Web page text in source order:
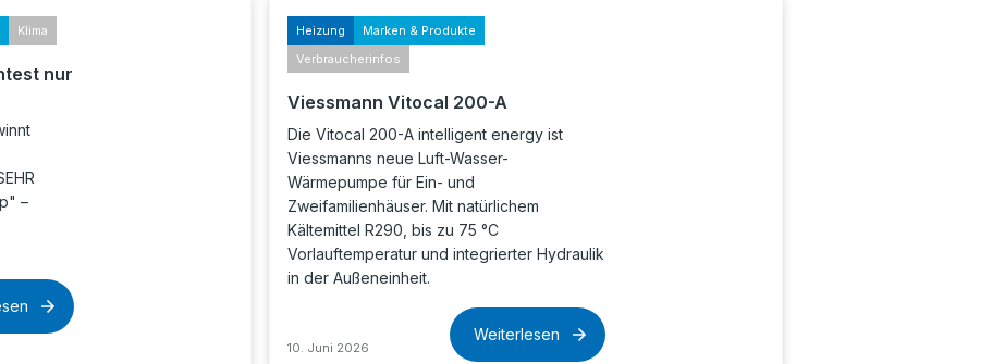
Klima
nur
–
Heizung
Marken & Produkte
Verbraucherinfos
Viessmann Vitocal 200-A
Die Vitocal 200-A intelligent energy ist
Viessmanns neue Luft-Wasser-
Wärmepumpe für Ein- und
Zweifamilienhäuser. Mit natürlichem
Kältemittel R290, bis zu 75 °C
Vorlauftemperatur und integrierter Hydraulik
in der Außeneinheit.
10. Juni 2026
Weiterlesen